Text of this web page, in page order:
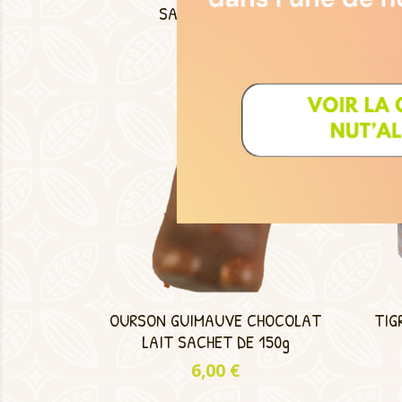
SACHET DE 300g
OURSON GUIMAUVE CHOCOLAT
LAIT SACHET DE 150g
Prix
6,00 €